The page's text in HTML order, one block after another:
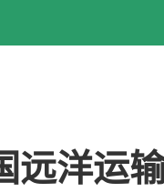
远洋运